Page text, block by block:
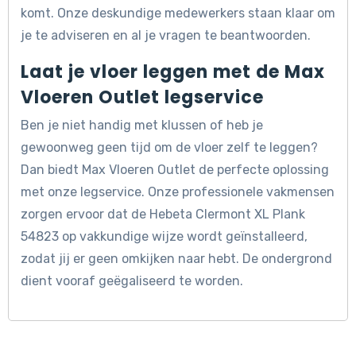
komt. Onze deskundige medewerkers staan klaar om
je te adviseren en al je vragen te beantwoorden.
Laat je vloer leggen met de Max
Vloeren Outlet legservice
Ben je niet handig met klussen of heb je
gewoonweg geen tijd om de vloer zelf te leggen?
Dan biedt Max Vloeren Outlet de perfecte oplossing
met onze legservice. Onze professionele vakmensen
zorgen ervoor dat de Hebeta Clermont XL Plank
54823 op vakkundige wijze wordt geïnstalleerd,
zodat jij er geen omkijken naar hebt. De ondergrond
dient vooraf geëgaliseerd te worden.